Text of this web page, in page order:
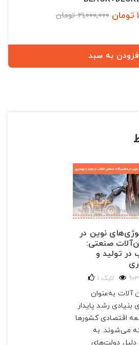
21,000,000 تومان
به سبد
نوین در
صنعتی:
در تولید و
1 لایک
آلات به‌عنوان
بنیادی رشد پایدار
اقتصادی کشورها
می‌شوند. به
دولت‌های